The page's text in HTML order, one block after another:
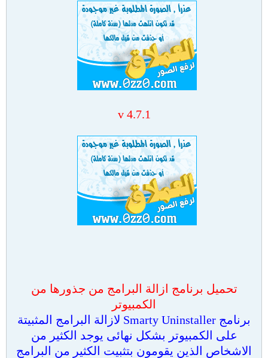
v 4.7.1
تحميل برنامج ازالة البرامج من جذورها من
الكمبيوتر
برنامج Smarty Uninstaller لازالة البرامج المثبيتة
على الكمبيوتر بشكل نهائى يوجد الكثير من
الاشخاص الذين يقومون بتثبيت الكثير من البرامج